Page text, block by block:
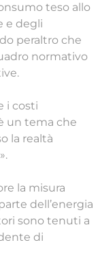
teso allo
e degli
peraltro che
normativo
i costi
un tema che
la realtà
la misura
dell’energia
sono tenuti a
di